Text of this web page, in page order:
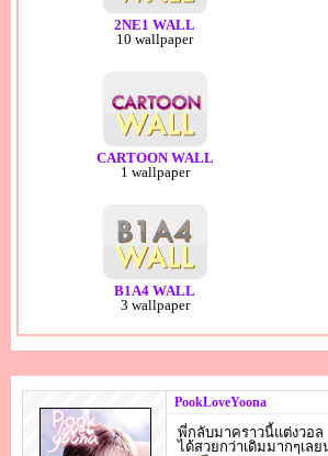
2NE1 WALL
10 wallpaper
CARTOON WALL
1 wallpaper
B1A4 WALL
3 wallpaper
PookLoveYoona
พี่กลับมาคราวนี้แต่งวอล
ได้สวยกว่าเดิมมากๆเลย